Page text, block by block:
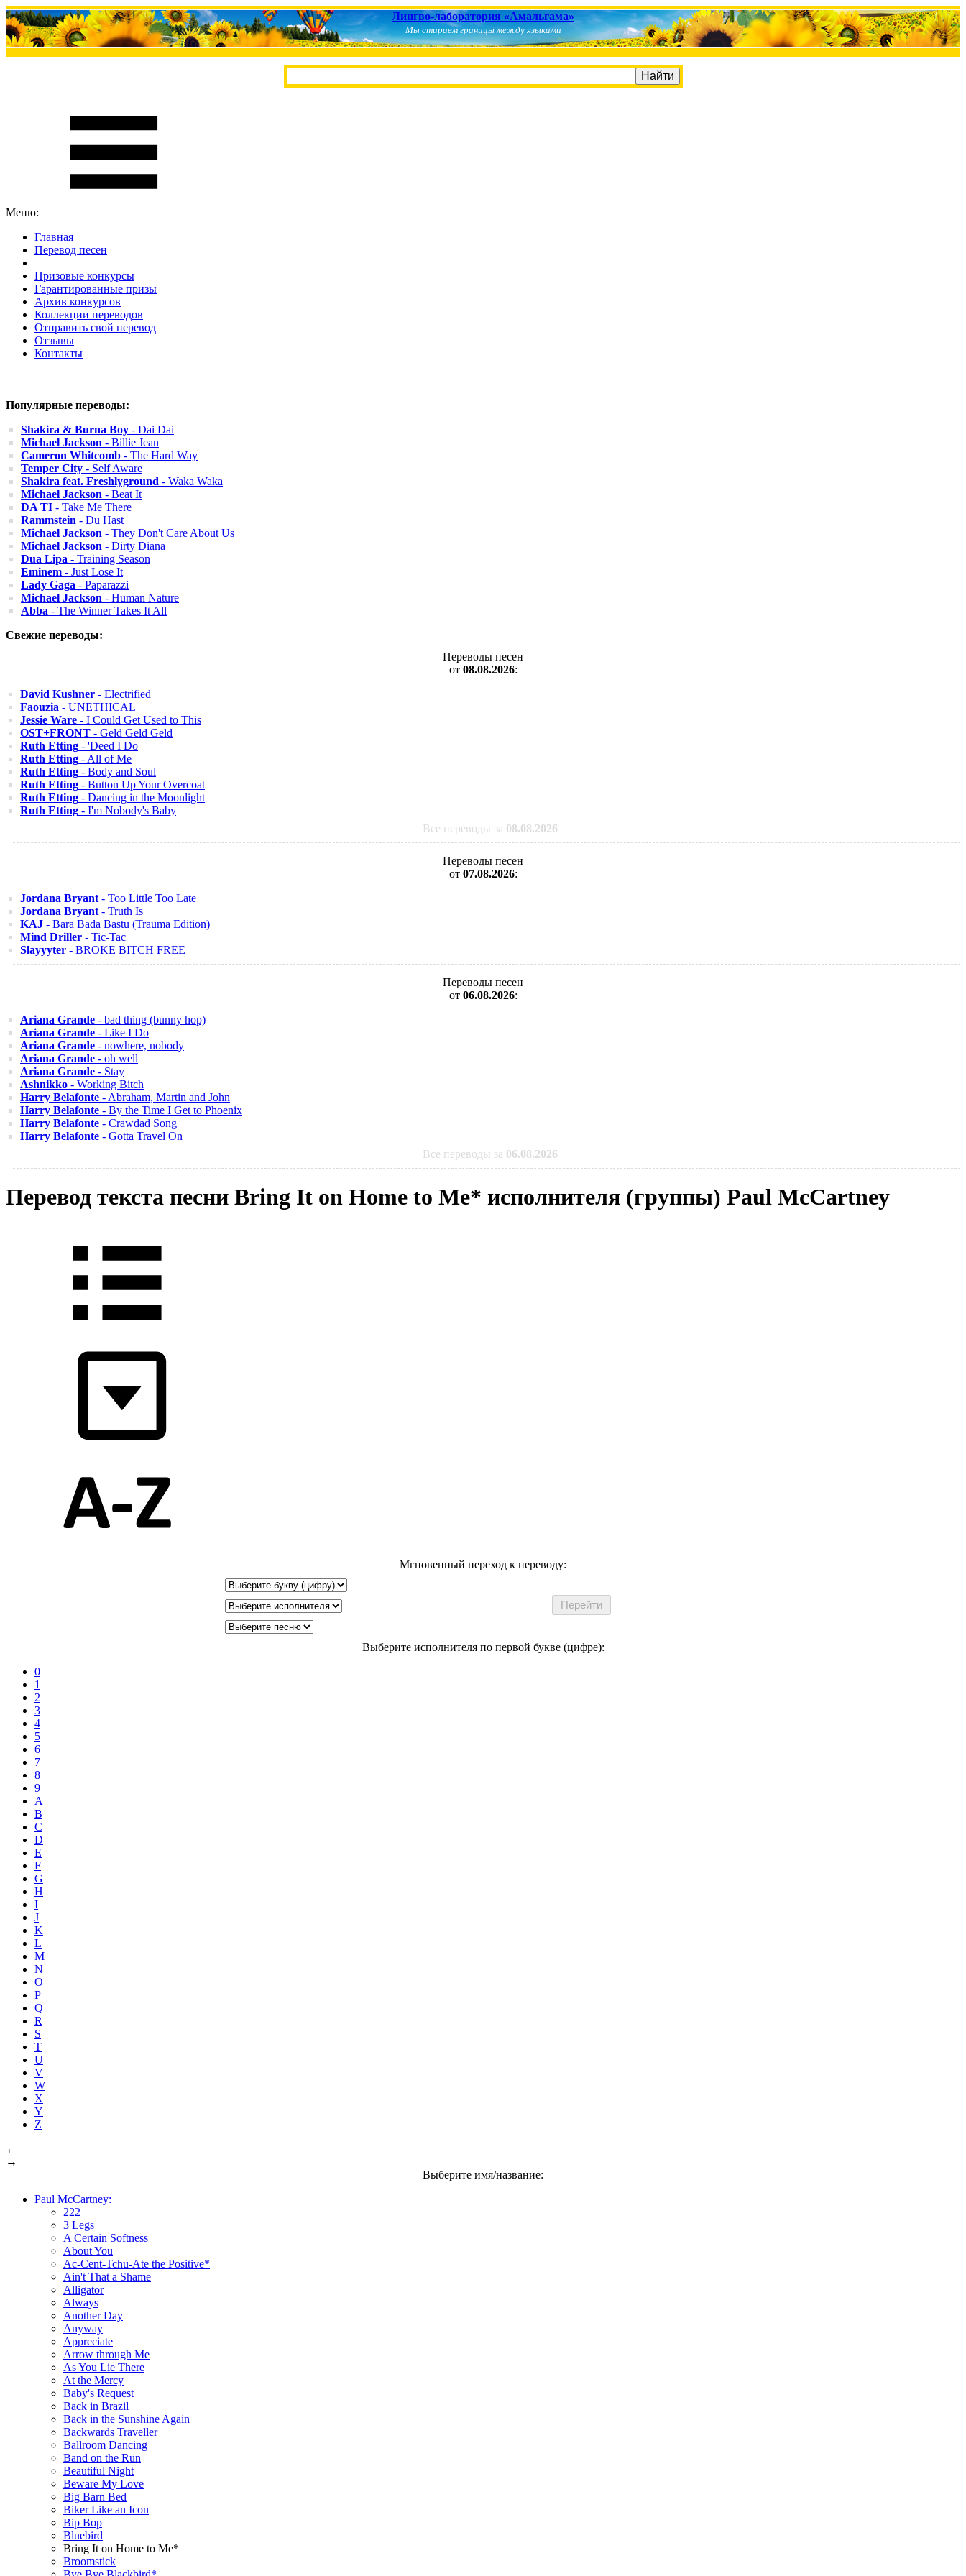
Лингво-лаборатория «Амальгама»
Мы стираем границы между языками
Меню:
Главная
Перевод песен
Призовые конкурсы
Гарантированные призы
Архив конкурсов
Коллекции переводов
Отправить свой перевод
Отзывы
Контакты
Популярные переводы:
Shakira & Burna Boy - Dai Dai
Michael Jackson - Billie Jean
Cameron Whitcomb - The Hard Way
Temper City - Self Aware
Shakira feat. Freshlyground - Waka Waka
Michael Jackson - Beat It
DA TI - Take Me There
Rammstein - Du Hast
Michael Jackson - They Don't Care About Us
Michael Jackson - Dirty Diana
Dua Lipa - Training Season
Eminem - Just Lose It
Lady Gaga - Paparazzi
Michael Jackson - Human Nature
Abba - The Winner Takes It All
Свежие переводы:
Переводы песен
от 08.08.2026:
David Kushner - Electrified
Faouzia - UNETHICAL
Jessie Ware - I Could Get Used to This
OST+FRONT - Geld Geld Geld
Ruth Etting - 'Deed I Do
Ruth Etting - All of Me
Ruth Etting - Body and Soul
Ruth Etting - Button Up Your Overcoat
Ruth Etting - Dancing in the Moonlight
Ruth Etting - I'm Nobody's Baby
Все переводы за 08.08.2026
Переводы песен
от 07.08.2026:
Jordana Bryant - Too Little Too Late
Jordana Bryant - Truth Is
KAJ - Bara Bada Bastu (Trauma Edition)
Mind Driller - Tic-Tac
Slayyyter - BROKE BITCH FREE
Переводы песен
от 06.08.2026:
Ariana Grande - bad thing (bunny hop)
Ariana Grande - Like I Do
Ariana Grande - nowhere, nobody
Ariana Grande - oh well
Ariana Grande - Stay
Ashnikko - Working Bitch
Harry Belafonte - Abraham, Martin and John
Harry Belafonte - By the Time I Get to Phoenix
Harry Belafonte - Crawdad Song
Harry Belafonte - Gotta Travel On
Все переводы за 06.08.2026
Перевод текста песни Bring It on Home to Me* исполнителя (группы) Paul McCartney
Мгновенный переход к переводу:
Выберите исполнителя по первой букве (цифре):
0
1
2
3
4
5
6
7
8
9
A
B
C
D
E
F
G
H
I
J
K
L
M
N
O
P
Q
R
S
T
U
V
W
X
Y
Z
←
→
Выберите имя/название:
Paul McCartney:
222
3 Legs
A Certain Softness
About You
Ac-Cent-Tchu-Ate the Positive*
Ain't That a Shame
Alligator
Always
Another Day
Anyway
Appreciate
Arrow through Me
As You Lie There
At the Mercy
Baby's Request
Back in Brazil
Back in the Sunshine Again
Backwards Traveller
Ballroom Dancing
Band on the Run
Beautiful Night
Beware My Love
Big Barn Bed
Biker Like an Icon
Bip Bop
Bluebird
Bring It on Home to Me*
Broomstick